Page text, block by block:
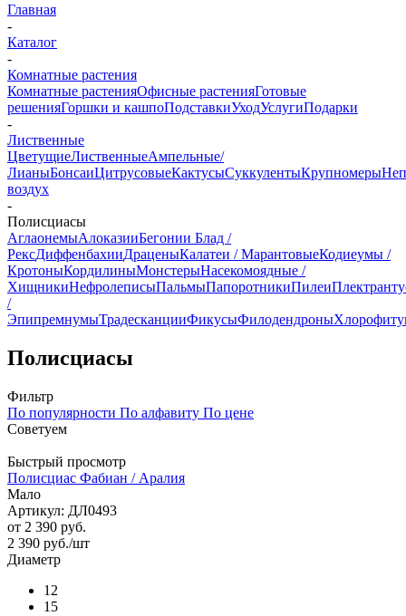
Главная
-
Каталог
-
Комнатные растения
Комнатные растенияОфисные растенияГотовые
решенияГоршки и кашпоПодставкиУходУслугиПодарки
-
Лиственные
ЦветущиеЛиственныеАмпельные/
ЛианыБонсаиЦитрусовыеКактусыСуккулентыКрупномеры
воздух
-
Полисциасы
АглаонемыАлоказииБегонии Блад /
РексДиффенбахииДраценыКалатеи / МарантовыеКодиеумы /
КротоныКордилиныМонстерыНасекомоядные /
ХищникиНефролеписыПальмыПапоротникиПилеи
/
ЭпипремнумыТрадесканцииФикусыФилодендроны
Полисциасы
Фильтр
По популярности По алфавиту По цене
Советуем
Быстрый просмотр
Полисциас Фабиан / Аралия
Мало
Артикул: ДЛ0493
от 2 390 руб.
2 390 руб./шт
Диаметр
12
15